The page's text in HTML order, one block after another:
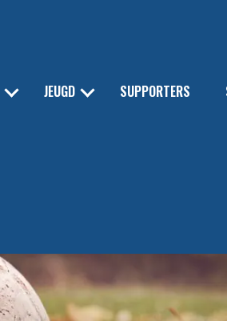
JEUGD SUPPORTERS